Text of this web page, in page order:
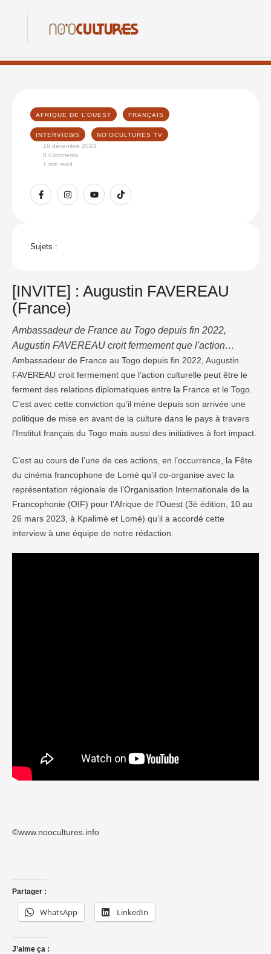
AFRIQUE DE L’OUEST FRANÇAIS
INTERVIEWS
NO'OCULTURES TV
16 décembre 2023
0 Comments
1 min read
Sujets :
[INVITE] : Augustin FAVEREAU
(France)
Ambassadeur de France au Togo depuis fin 2022,
Augustin FAVEREAU croit fermement que l'action
culturelle peut être le ferment des relations diplomatiques
entre la France et le Togo. C'est avec cette conviction
qu'il mène depuis son arrivée une politique de mise en
avant de la culture dans le pays à travers l'Institut français
du Togo …
Ambassadeur de France au Togo depuis fin 2022, Augustin
FAVEREAU croit fermement que l’action culturelle peut être le
ferment des relations diplomatiques entre la France et le Togo.
C’est avec cette conviction qu’il mène depuis son arrivée une
politique de mise en avant de la culture dans le pays à travers
l’Institut français du Togo mais aussi des initiatives à fort impact.
C’est au cours de l’une de ces actions, en l’occurrence, la Fête
du cinéma francophone de Lomé qu’il co-organise avec la
représentation régionale de l’Organisation Internationale de la
Francophonie (OIF) pour l’Afrique de l’Ouest (3è édition, 10 au
26 mars 2023, à Kpalimè et Lomé) qu’il a accordé cette
interview à une équipe de notre rédaction.
©www.noocultures.info
Partager :
WhatsApp LinkedIn
J’aime ça :